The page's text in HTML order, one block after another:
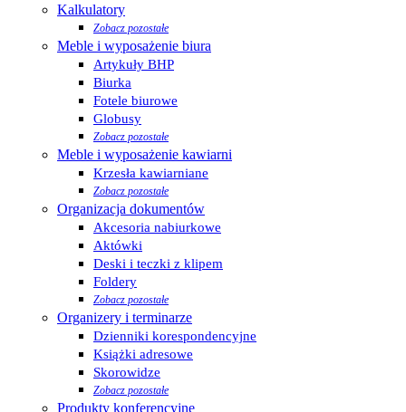
Kalkulatory
Zobacz pozostałe
Meble i wyposażenie biura
Artykuły BHP
Biurka
Fotele biurowe
Globusy
Zobacz pozostałe
Meble i wyposażenie kawiarni
Krzesła kawiarniane
Zobacz pozostałe
Organizacja dokumentów
Akcesoria nabiurkowe
Aktówki
Deski i teczki z klipem
Foldery
Zobacz pozostałe
Organizery i terminarze
Dzienniki korespondencyjne
Książki adresowe
Skorowidze
Zobacz pozostałe
Produkty konferencyjne